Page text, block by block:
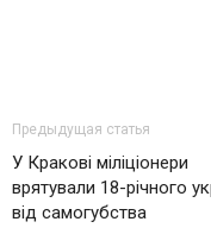
Предыдущая статья
У Кракові міліціонери
врятували 18-річного
від самогубства